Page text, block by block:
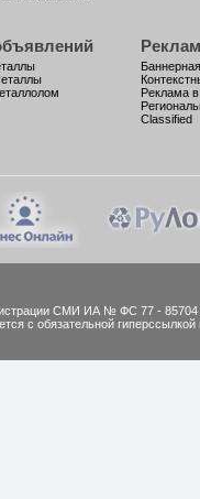
Реклама
Classified
СМИ ИА № ФС 77 - 85704
с обязательной гиперссылкой